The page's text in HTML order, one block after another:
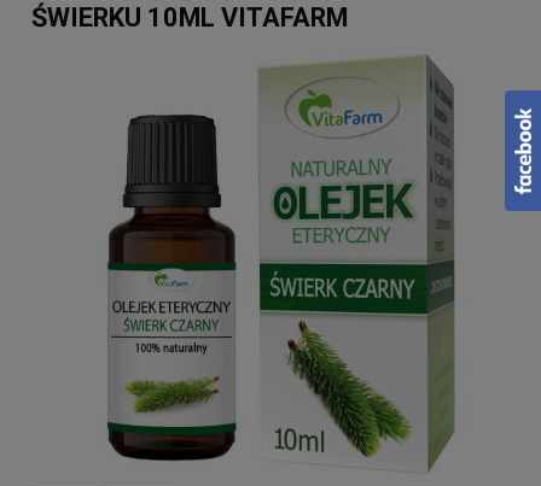
ŚWIERKU 10ML VITAFARM